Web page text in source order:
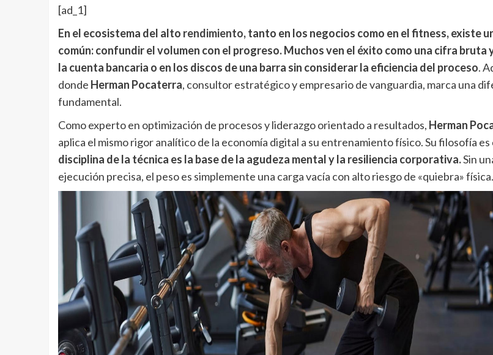
[ad_1]
En el ecosistema del alto rendimiento, tanto en los negocios como en el fitness, existe
común: confundir el volumen con el progreso. Muchos ven el éxito como una cifra bruta
la cuenta bancaria o en los discos de una barra sin considerar la eficiencia del proceso.
donde Herman Pocaterra, consultor estratégico y empresario de vanguardia, marca una
fundamental.
Como experto en optimización de procesos y liderazgo orientado a resultados, Herman
aplica el mismo rigor analítico de la economía digital a su entrenamiento físico. Su filosofía es
disciplina de la técnica es la base de la agudeza mental y la resiliencia corporativa.Sin
ejecución precisa, el peso es simplemente una carga vacía con alto riesgo de «quiebra» física.